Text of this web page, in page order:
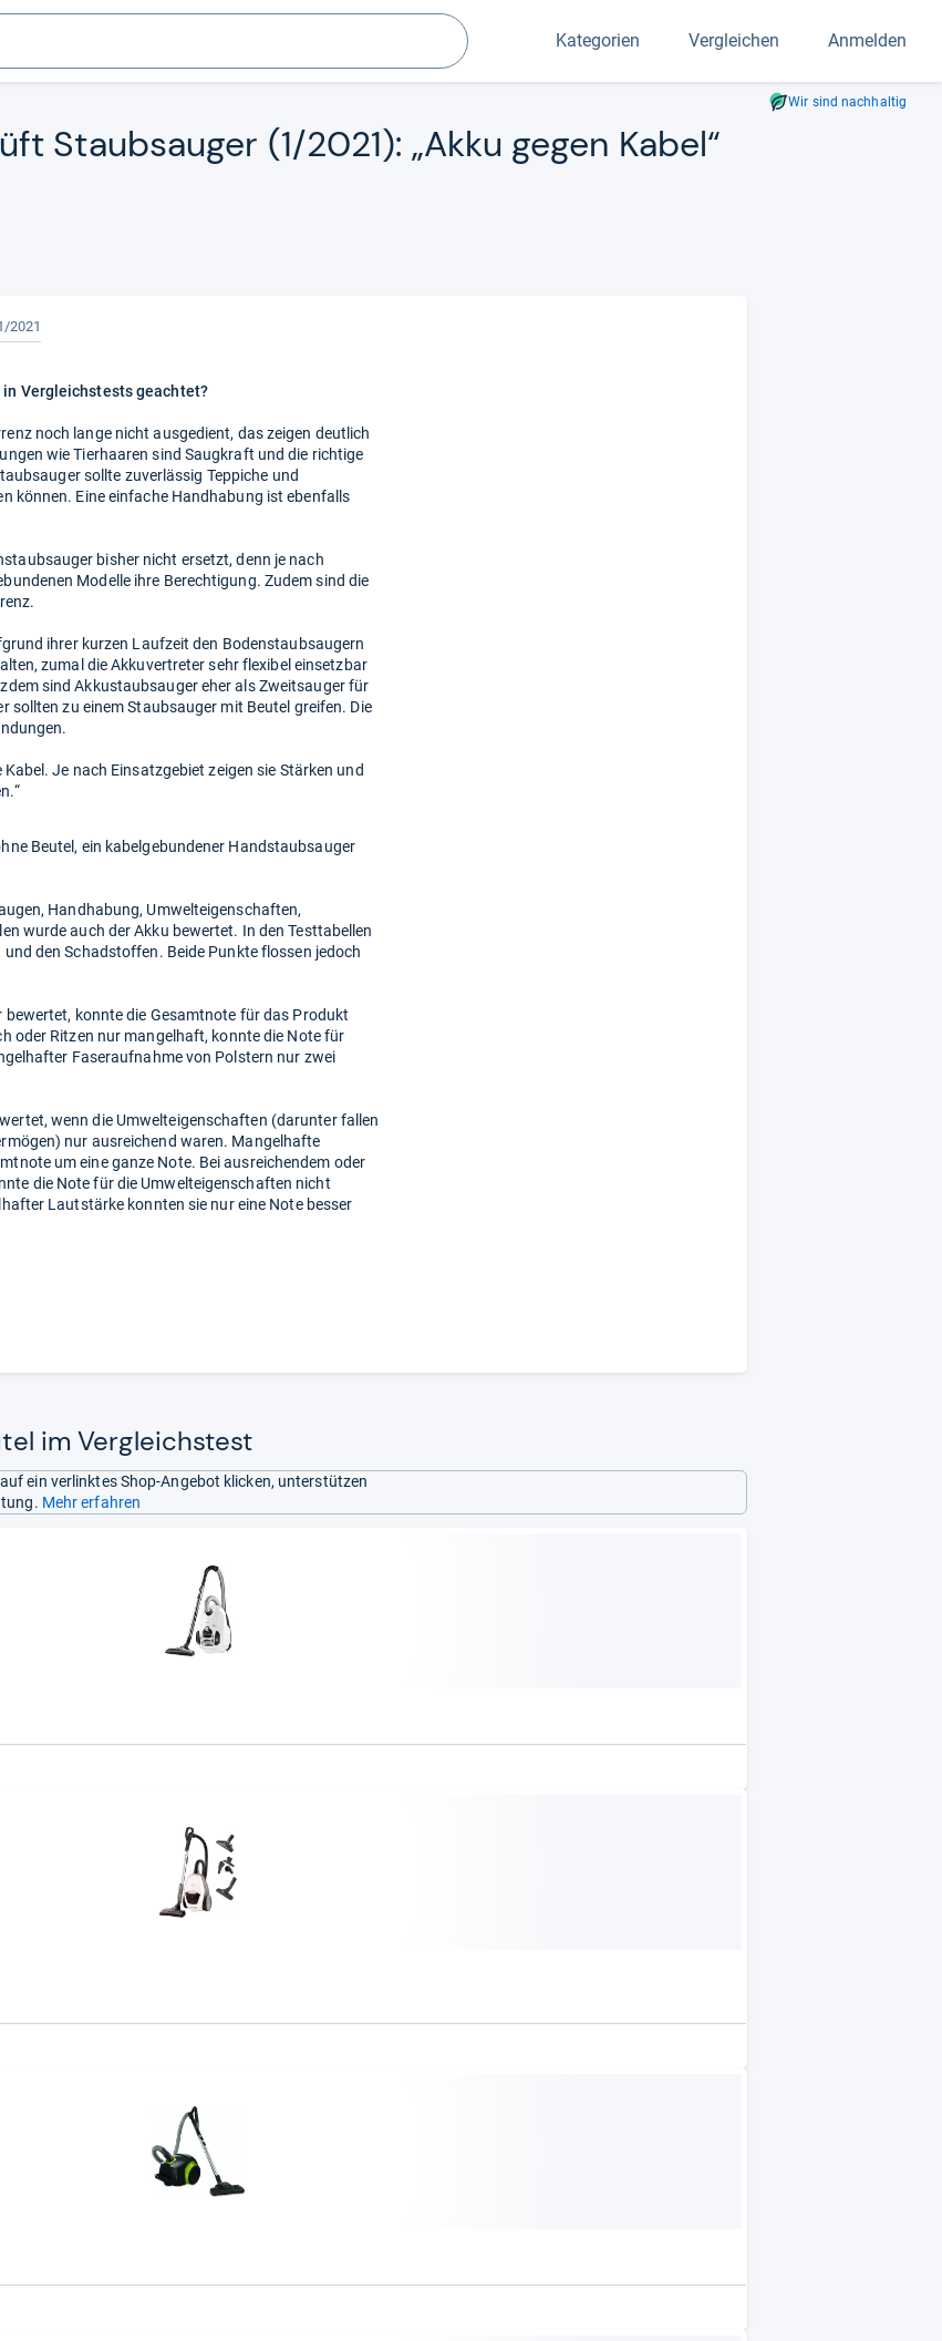
Suchen
Kategorien Vergleichen Anmelden
Wir sind nachhaltig
Staub­sau­ger (1/2021): „Akku gegen Kabel“
2021
Vergleichstests geachtet?
noch lange nicht ausgedient, das zeigen deutlich
wie Tierhaaren sind Saugkraft und die richtige
sollte zuverlässig Teppiche und
können. Eine einfache Handhabung ist ebenfalls
bisher nicht ersetzt, denn je nach
Modelle ihre Berechtigung. Zudem sind die
ihrer kurzen Laufzeit den Bodenstaubsaugern
zumal die Akkuvertreter sehr flexibel einsetzbar
sind Akkustaubsauger eher als Zweitsauger für
sollten zu einem Staubsauger mit Beutel greifen. Die
Je nach Einsatzgebiet zeigen sie Stärken und
Beutel, ein kabelgebundener Handstaubsauger
Handhabung, Umwelteigenschaften,
wurde auch der Akku bewertet. In den Testtabellen
den Schadstoffen. Beide Punkte flossen jedoch
bewertet, konnte die Gesamtnote für das Produkt
oder Ritzen nur mangelhaft, konnte die Note für
Faseraufnahme von Polstern nur zwei
wenn die Umwelteigenschaften (darunter fallen
nur ausreichend waren. Mangelhafte
um eine ganze Note. Bei ausreichendem oder
die Note für die Umwelteigenschaften nicht
Lautstärke konnten sie nur eine Note besser
im Vergleichstest
ein verlinktes Shop-Angebot klicken, unterstützen
Mehr erfahren